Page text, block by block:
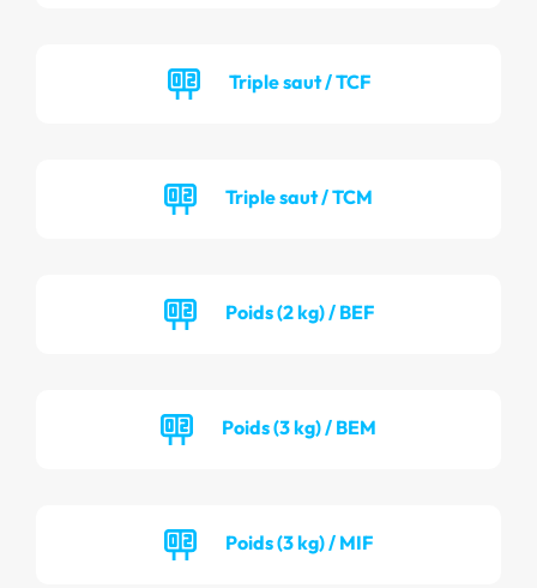
Triple saut / TCF
Triple saut / TCM
Poids (2 kg) / BEF
Poids (3 kg) / BEM
Poids (3 kg) / MIF